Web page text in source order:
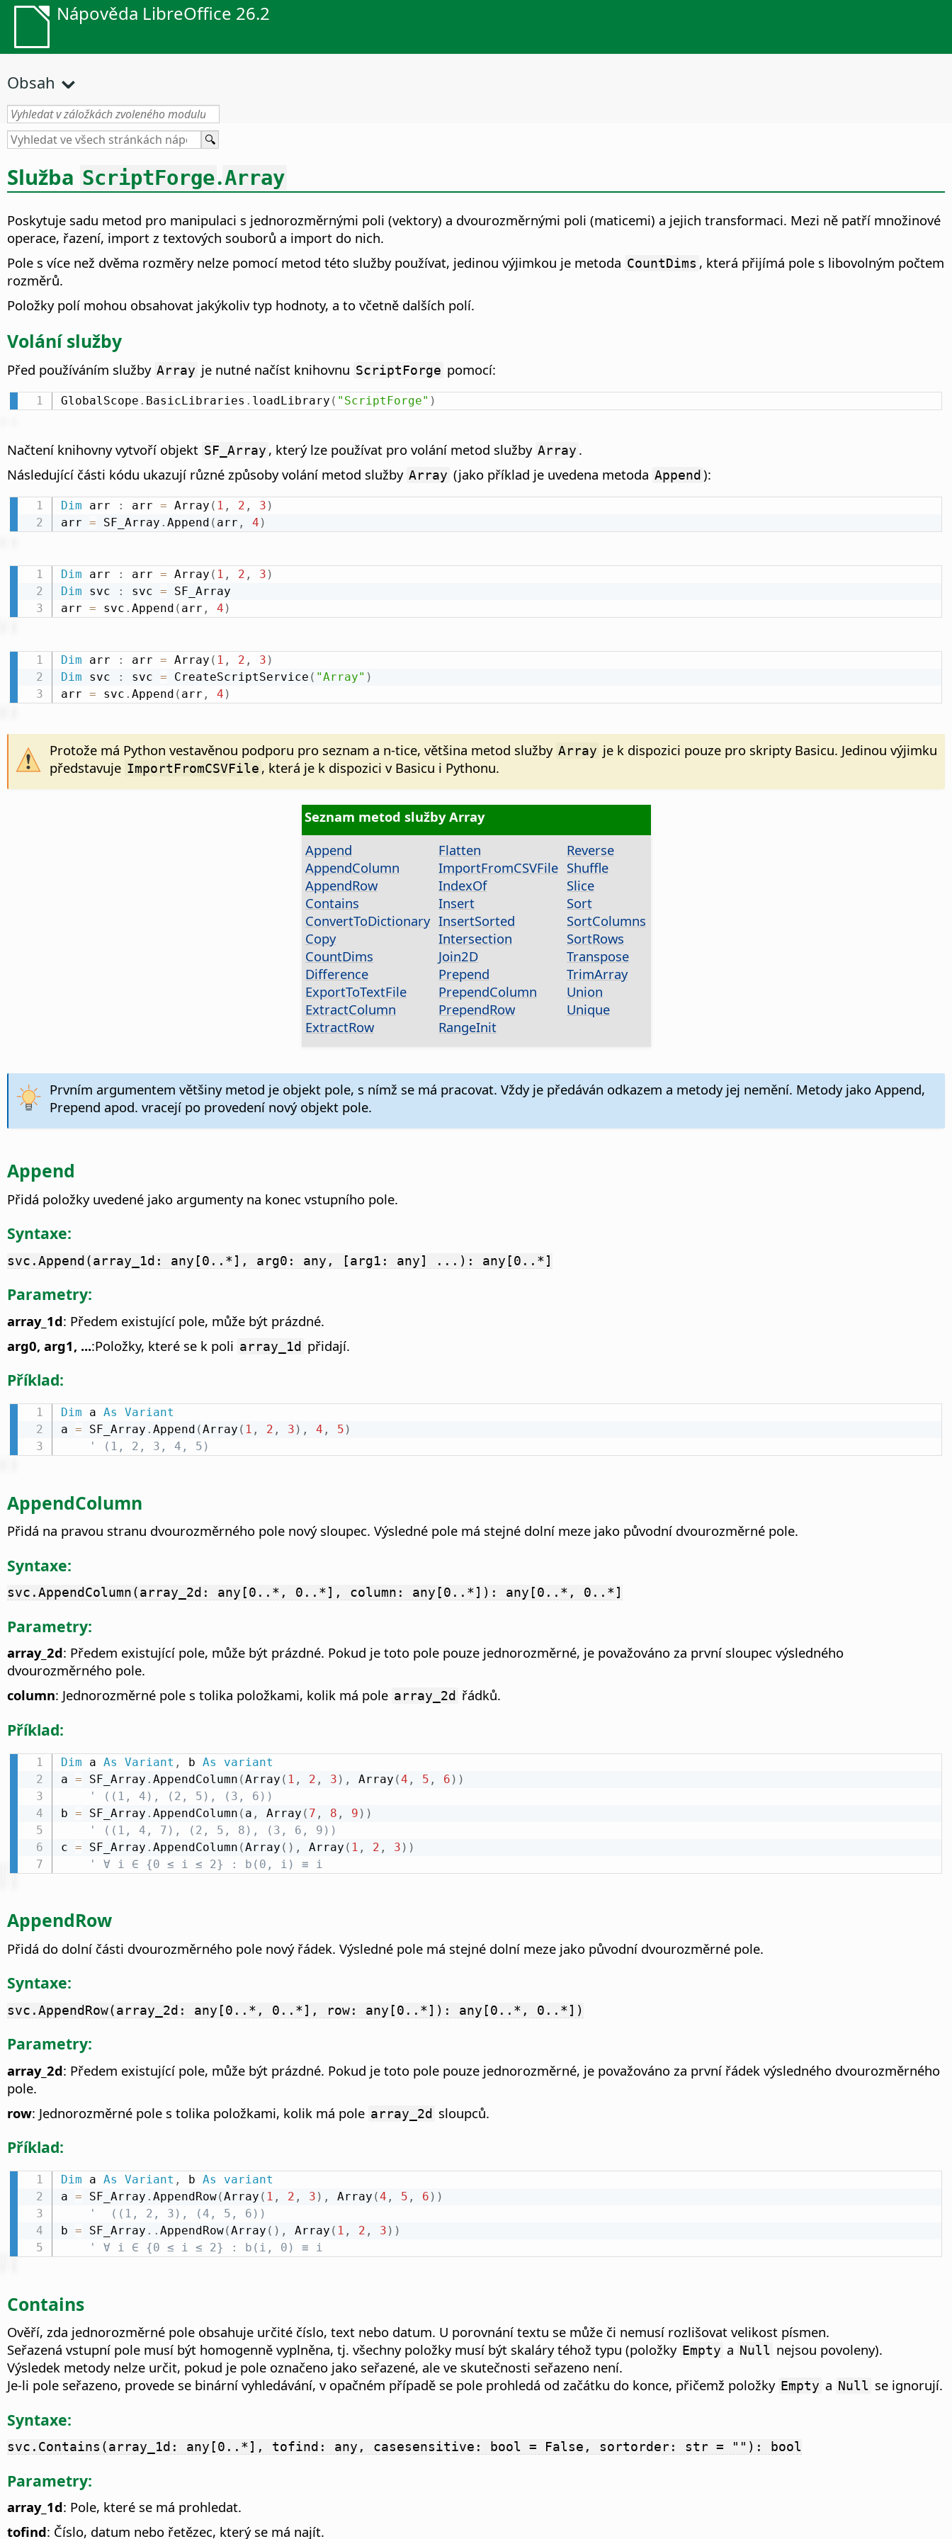
Nápověda LibreOffice 26.2
Obsah
Služba ScriptForge.Array
Poskytuje sadu metod pro manipulaci s jednorozměrnými poli (vektory) a dvourozměrnými poli (maticemi) a jejich transformaci. Mezi ně patří množinové
operace, řazení, import z textových souborů a import do nich.
Pole s více než dvěma rozměry nelze pomocí metod této služby používat, jedinou výjimkou je metoda CountDims , která přijímá pole s libovolným počtem
rozměrů.
Položky polí mohou obsahovat jakýkoliv typ hodnoty, a to včetně dalších polí.
Volání služby
Před používáním služby Array je nutné načíst knihovnu ScriptForge pomocí:
GlobalScope . BasicLibraries . loadLibrary ( "ScriptForge" )
Načtení knihovny vytvoří objekt SF_Array , který lze používat pro volání metod služby Array .
Následující části kódu ukazují různé způsoby volání metod služby Array (jako příklad je uvedena metoda Append):
Dim arr : arr = Array ( 1 , 2 , 3 )
arr = SF_Array . Append ( arr , 4 )
Dim arr : arr = Array ( 1 , 2 , 3 )
Dim svc : svc = SF_Array
arr = svc . Append ( arr , 4 )
Dim arr : arr = Array ( 1 , 2 , 3 )
Dim svc : svc = CreateScriptService ( "Array" )
arr = svc . Append ( arr , 4 )
Protože má Python vestavěnou podporu pro seznam a n-tice, většina metod služby Array je k dispozici pouze pro skripty Basicu. Jedinou výjimku
představuje ImportFromCSVFile , která je k dispozici v Basicu i Pythonu.
Seznam metod služby Array
Append
AppendColumn
AppendRow
Contains
ConvertToDictionary
Copy
CountDims
Difference
ExportToTextFile
ExtractColumn
ExtractRow
Flatten
ImportFromCSVFile
IndexOf
Insert
InsertSorted
Intersection
Join2D
Prepend
PrependColumn
PrependRow
RangeInit
Reverse
Shuffle
Slice
Sort
SortColumns
SortRows
Transpose
TrimArray
Union
Unique
Prvním argumentem většiny metod je objekt pole, s nímž se má pracovat. Vždy je předáván odkazem a metody jej nemění. Metody jako Append,
Prepend apod. vracejí po provedení nový objekt pole.
Append
Přidá položky uvedené jako argumenty na konec vstupního pole.
Syntaxe:
svc.Append(array_1d: any[0..*], arg0: any, [arg1: any] ...): any[0..*]
Parametry:
array_1d: Předem existující pole, může být prázdné.
arg0, arg1, ...:Položky, které se k poli array_1d přidají.
Příklad:
Dim a As
Variant
a = SF_Array . Append (Array ( 1 , 2 , 3 ) , 4 , 5 )
' (1, 2, 3, 4, 5)
AppendColumn
Přidá na pravou stranu dvourozměrného pole nový sloupec. Výsledné pole má stejné dolní meze jako původní dvourozměrné pole.
Syntaxe:
svc.AppendColumn(array_2d: any[0..*, 0..*], column: any[0..*]): any[0..*, 0..*]
Parametry:
array_2d: Předem existující pole, může být prázdné. Pokud je toto pole pouze jednorozměrné, je považováno za první sloupec výsledného
dvourozměrného pole.
column: Jednorozměrné pole s tolika položkami, kolik má pole array_2d řádků.
Příklad:
Dim a As Variant , b As
variant
a = SF_Array . AppendColumn (Array ( 1 , 2 , 3 ) , Array (4 , 5 , 6 ) )
' ((1, 4), (2, 5), (3, 6))
b = SF_Array . AppendColumn ( a , Array ( 7 , 8 , 9 ) )
' ((1, 4, 7), (2, 5, 8), (3, 6, 9))
c = SF_Array . AppendColumn (Array ( ) , Array ( 1 , 2 , 3 ) )
' ∀ i ∈ {0 ≤ i ≤ 2} : b(0, i) ≡ i
AppendRow
Přidá do dolní části dvourozměrného pole nový řádek. Výsledné pole má stejné dolní meze jako původní dvourozměrné pole.
Syntaxe:
svc.AppendRow(array_2d: any[0..*, 0..*], row: any[0..*]): any[0..*, 0..*])
Parametry:
array_2d: Předem existující pole, může být prázdné. Pokud je toto pole pouze jednorozměrné, je považováno za první řádek výsledného dvourozměrného
pole.
row: Jednorozměrné pole s tolika položkami, kolik má pole array_2d sloupců.
Příklad:
Dim a As Variant , b As
variant
a = SF_Array . AppendRow(Array ( 1 , 2 , 3 ) , Array (4 , 5 , 6 ) )
'  ((1, 2, 3), (4, 5, 6))
b = SF_Array . . AppendRow(Array ( ) , Array ( 1 , 2 , 3 ) )
' ∀ i ∈ {0 ≤ i ≤ 2} : b(i, 0) ≡ i
Contains
Ověří, zda jednorozměrné pole obsahuje určité číslo, text nebo datum. U porovnání textu se může či nemusí rozlišovat velikost písmen.
Seřazená vstupní pole musí být homogenně vyplněna, tj. všechny položky musí být skaláry téhož typu (položky Empty a Null nejsou povoleny).
Výsledek metody nelze určit, pokud je pole označeno jako seřazené, ale ve skutečnosti seřazeno není.
Je-li pole seřazeno, provede se binární vyhledávání, v opačném případě se pole prohledá od začátku do konce, přičemž položky Empty a Null se ignorují.
Syntaxe:
svc.Contains(array_1d: any[0..*], tofind: any, casesensitive: bool = False, sortorder: str = ""): bool
Parametry:
array_1d: Pole, které se má prohledat.
tofind: Číslo, datum nebo řetězec, který se má najít.